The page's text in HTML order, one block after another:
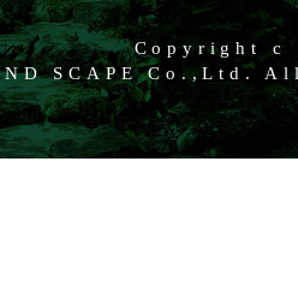
Copyright c
SCAPE Co.,Ltd.